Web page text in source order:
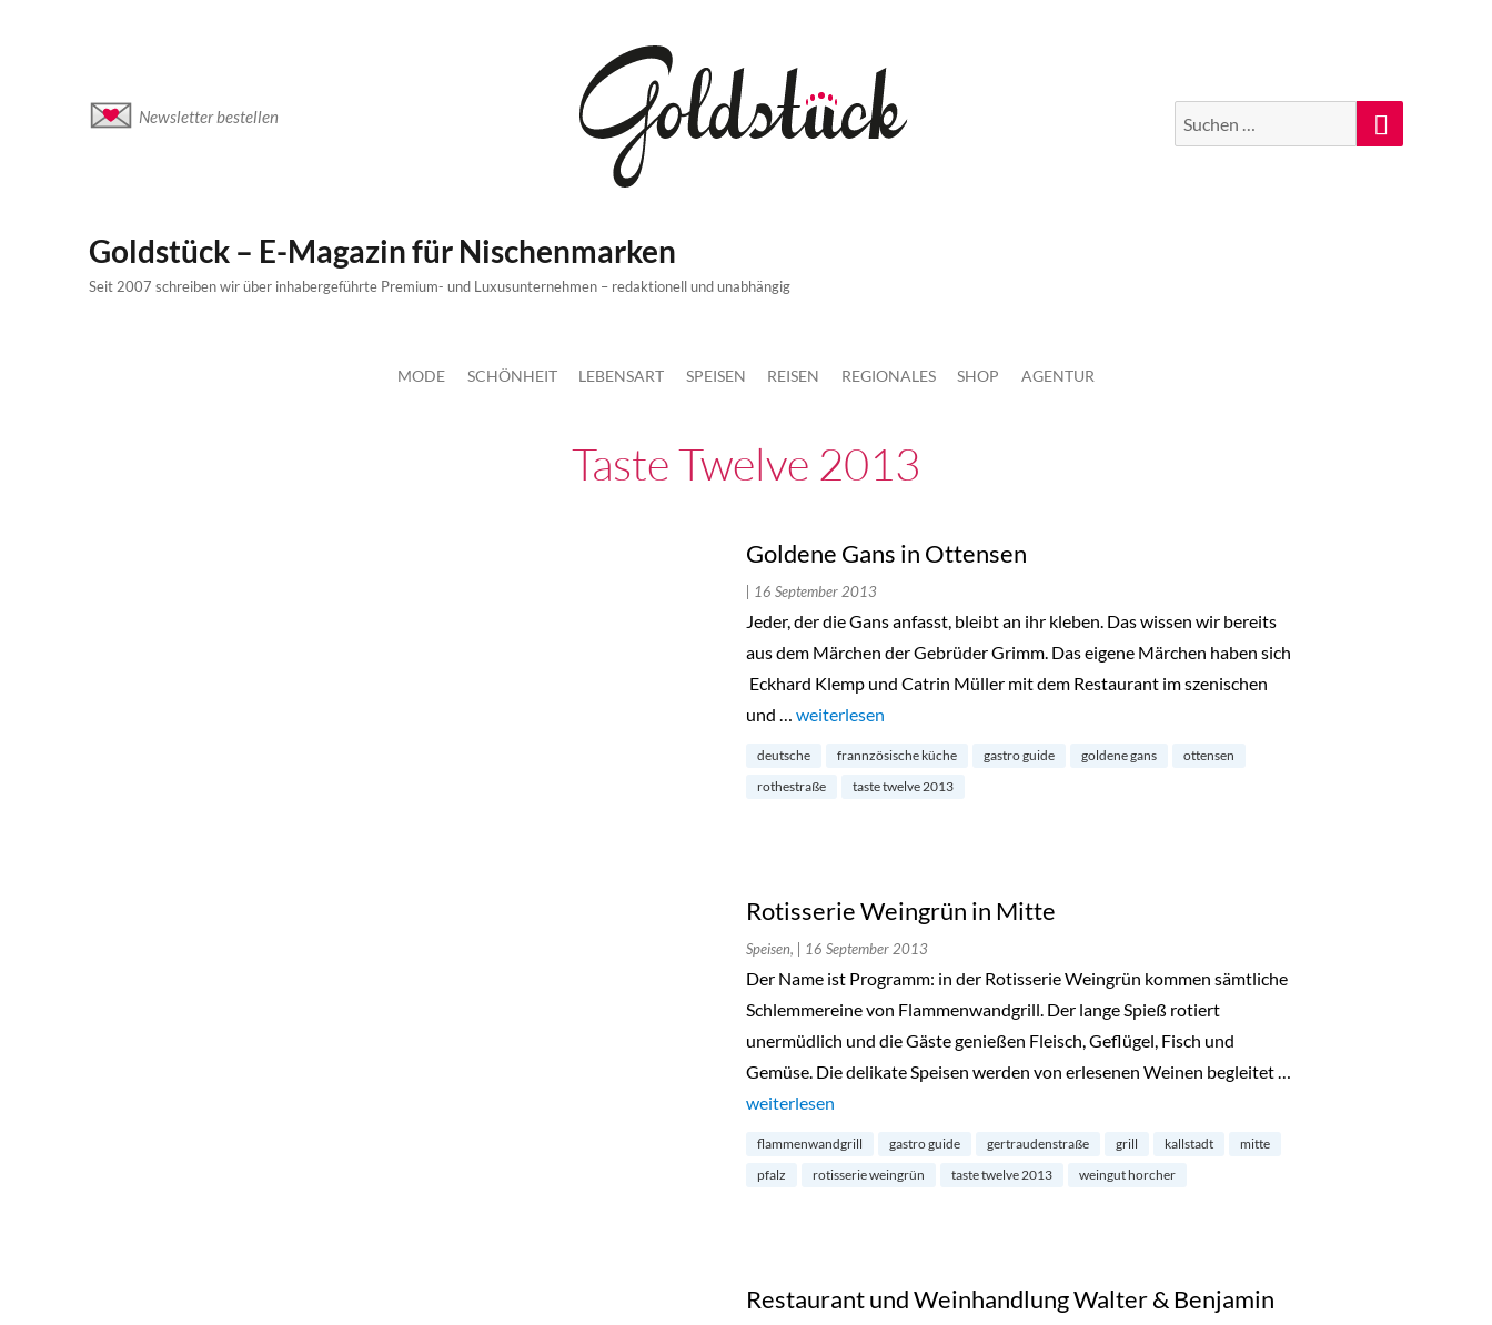
Newsletter bestellen
Suche
nach:
Suchen
Goldstück – E-Magazin für Nischenmarken
Seit 2007 schreiben wir über inhabergeführte Premium- und Luxusunternehmen – redaktionell und unabhängig
MODE SCHÖNHEIT LEBENSART SPEISEN REISEN REGIONALES SHOP AGENTUR
Taste Twelve 2013
Goldene Gans in Ottensen
| 16 September 2013
Jeder, der die Gans anfasst, bleibt an ihr kleben. Das wissen wir bereits
aus dem Märchen der Gebrüder Grimm. Das eigene Märchen haben sich
Eckhard Klemp und Catrin Müller mit dem Restaurant im szenischen
und … „Goldene Gans in Ottensen“
weiterlesen
deutsche frannzösische küche gastro guide goldene gans
ottensen
rothestraße
taste twelve 2013
Rotisserie Weingrün in Mitte
Speisen, | 16 September 2013
Der Name ist Programm: in der Rotisserie Weingrün kommen sämtliche
Schlemmereine von Flammenwandgrill. Der lange Spieß rotiert
unermüdlich und die Gäste genießen Fleisch, Geflügel, Fisch und
Gemüse. Die delikate Speisen werden von erlesenen Weinen begleitet …
„Rotisserie Weingrün in Mitte“
weiterlesen
flammenwandgrill gastro guide gertraudenstraße grill kallstadt
mitte
pfalz
rotisserie weingrün taste twelve 2013 weingut horcher
Restaurant und Weinhandlung Walter & Benjamin